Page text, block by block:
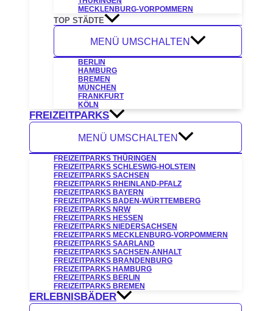
MECKLENBURG-VORPOMMERN
TOP STÄDTE
MENÜ UMSCHALTEN
BERLIN
HAMBURG
BREMEN
MÜNCHEN
FRANKFURT
KÖLN
FREIZEITPARKS
MENÜ UMSCHALTEN
FREIZEITPARKS THÜRINGEN
FREIZEITPARKS SCHLESWIG-HOLSTEIN
FREIZEITPARKS SACHSEN
FREIZEITPARKS RHEINLAND-PFALZ
FREIZEITPARKS BAYERN
FREIZEITPARKS BADEN-WÜRTTEMBERG
FREIZEITPARKS NRW
FREIZEITPARKS HESSEN
FREIZEITPARKS NIEDERSACHSEN
FREIZEITPARKS MECKLENBURG-VORPOMMERN
FREIZEITPARKS SAARLAND
FREIZEITPARKS SACHSEN-ANHALT
FREIZEITPARKS BRANDENBURG
FREIZEITPARKS HAMBURG
FREIZEITPARKS BERLIN
FREIZEITPARKS BREMEN
ERLEBNISBÄDER